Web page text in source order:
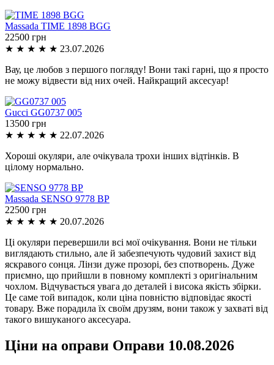
Massada TIME 1898 BGG
22500 грн
★ ★ ★ ★ ★ 23.07.2026
Вау, це любов з першого погляду! Вони такі гарні, що я просто
не можу відвести від них очей. Найкращий аксесуар!
Gucci GG0737 005
13500 грн
★ ★ ★ ★ ★ 22.07.2026
Хороші окуляри, але очікувала трохи інших відтінків. В
цілому нормально.
Massada SENSO 9778 BP
22500 грн
★ ★ ★ ★ ★ 20.07.2026
Ці окуляри перевершили всі мої очікування. Вони не тільки
виглядають стильно, але й забезпечують чудовий захист від
яскравого сонця. Лінзи дуже прозорі, без спотворень. Дуже
приємно, що прийшли в повному комплекті з оригінальним
чохлом. Відчувається увага до деталей і висока якість збірки.
Це саме той випадок, коли ціна повністю відповідає якості
товару. Вже порадила їх своїм друзям, вони також у захваті від
такого вишуканого аксесуара.
Ціни на оправи Оправи 10.08.2026